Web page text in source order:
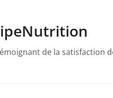
de la satisfaction